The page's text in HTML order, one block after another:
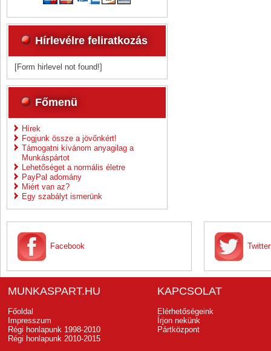
Hírlevélre feliratkozás
[Form hirlevel not found!]
Főmenü
Hírek
Fogjunk össze a jövőnkért!
Támogatni kívánom anyagilag a
Munkáspártot
Lehetőséget a normális életre
PayPal adomány
Miért van az?
Egy szabályt ismerünk
Facebook Twitter
MUNKASPART.HU
Főoldal
Impresszum
Régi honlapunk 1998-2010
Régi honlapunk 2010-2015
KAPCSOLAT
Elérhetőségeink
Írjon nekünk
Pártközpont